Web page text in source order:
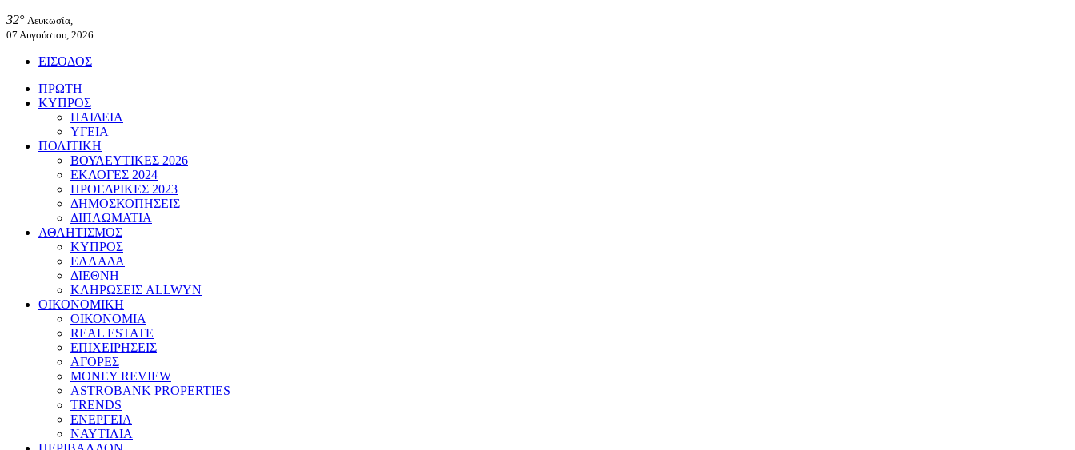
32° Λευκωσία,
07 Αυγούστου, 2026
ΕΙΣΟΔΟΣ
ΠΡΩΤΗ
ΚΥΠΡΟΣ
ΠΑΙΔΕΙΑ
ΥΓΕΙΑ
ΠΟΛΙΤΙΚΗ
ΒΟΥΛΕΥΤΙΚΕΣ 2026
ΕΚΛΟΓΕΣ 2024
ΠΡΟΕΔΡΙΚΕΣ 2023
ΔΗΜΟΣΚΟΠΗΣΕΙΣ
ΔΙΠΛΩΜΑΤΙΑ
ΑΘΛΗΤΙΣΜΟΣ
ΚΥΠΡΟΣ
ΕΛΛΑΔΑ
ΔΙΕΘΝΗ
ΚΛΗΡΩΣΕΙΣ ALLWYN
ΟΙΚΟΝΟΜΙΚΗ
ΟΙΚΟΝΟΜΙΑ
REAL ESTATE
ΕΠΙΧΕΙΡΗΣΕΙΣ
ΑΓΟΡΕΣ
MONEY REVIEW
ASTROBANK PROPERTIES
TRENDS
ΕΝΕΡΓΕΙΑ
ΝΑΥΤΙΛΙΑ